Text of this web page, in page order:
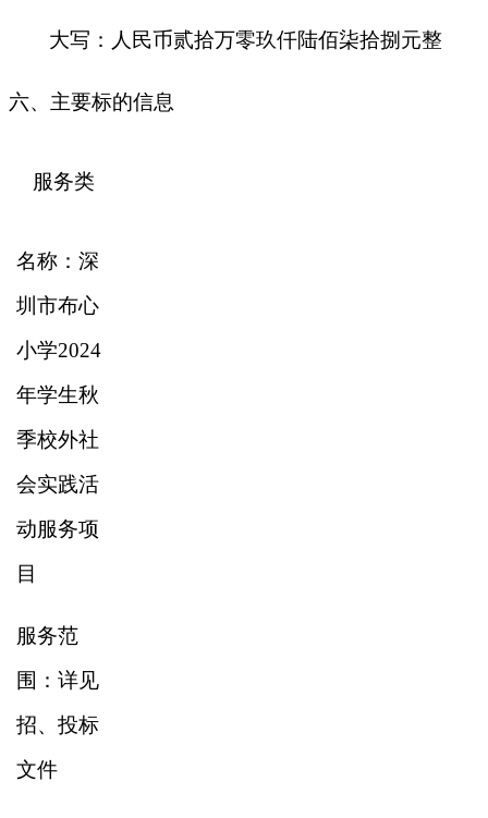
大写：人民币贰拾万零玖仟陆佰柒拾捌元整
六、主要标的信息
服务类
名称： 深
圳市布心
小学2024
年学生秋
季校外社
会实践活
动服务项
目
服务范
围：详见
招、投标
文件